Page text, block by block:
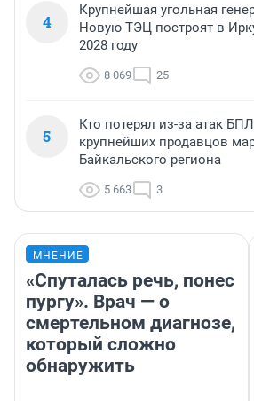
4
Крупнейшая угольная
Новую ТЭЦ построят в
2028 году
8 069 25
5
Кто потерял из-за атак
крупнейших продавцов
Байкальского региона
5 663 3
МНЕНИЕ
«Спуталась речь, понес
пургу». Врач — о
смертельном диагнозе,
который сложно
обнаружить